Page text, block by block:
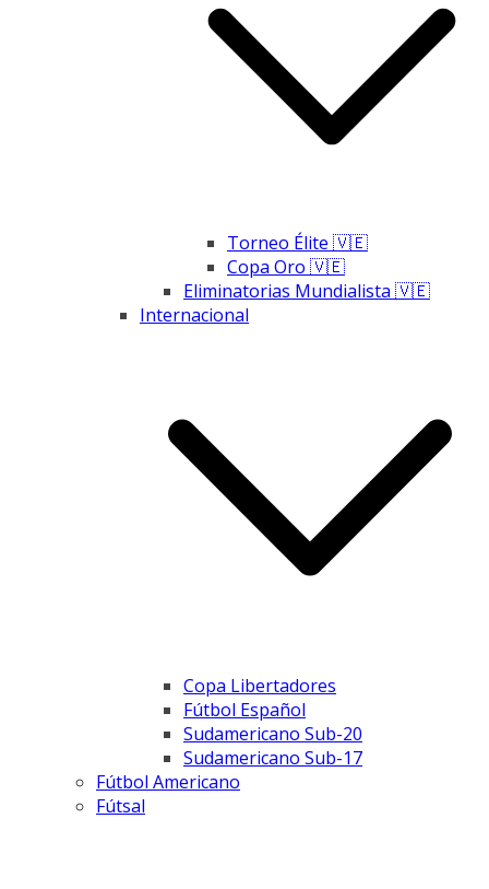
Torneo Élite 🇻🇪
Copa Oro 🇻🇪
Eliminatorias Mundialista 🇻🇪
Internacional
Copa Libertadores
Fútbol Español
Sudamericano Sub-20
Sudamericano Sub-17
Fútbol Americano
Fútsal